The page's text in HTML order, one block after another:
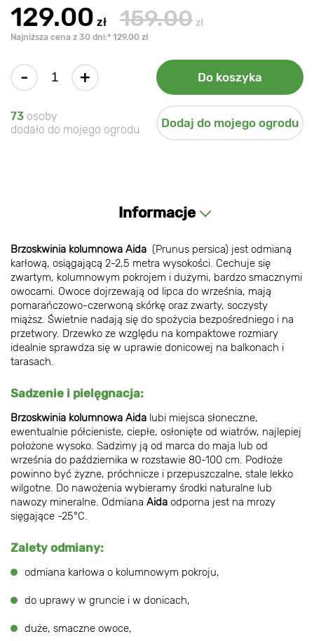
129.00 zł 159.00 zł
Najniższa cena z 30 dni:* 129.00 zł
- + Do koszyka
73 osoby
dodało do mojego ogrodu
Dodaj do mojego ogrodu
Informacje
Brzoskwinia kolumnowa Aida (Prunus persica) jest odmianą
karłową, osiągającą 2-2,5 metra wysokości. Cechuje się
zwartym, kolumnowym pokrojem i dużymi, bardzo smacznymi
owocami. Owoce dojrzewają od lipca do września, mają
pomarańczowo-czerwoną skórkę oraz zwarty, soczysty
miąższ. Świetnie nadają się do spożycia bezpośredniego i na
przetwory. Drzewko ze względu na kompaktowe rozmiary
idealnie sprawdza się w uprawie donicowej na balkonach i
tarasach.
Sadzenie i pielęgnacja:
Brzoskwinia kolumnowa Aida lubi miejsca słoneczne,
ewentualnie półcieniste, ciepłe, osłonięte od wiatrów, najlepiej
położone wysoko. Sadzimy ją od marca do maja lub od
września do października w rozstawie 80-100 cm. Podłoże
powinno być żyzne, próchnicze i przepuszczalne, stale lekko
wilgotne. Do nawożenia wybieramy środki naturalne lub
nawozy mineralne. Odmiana Aida odporna jest na mrozy
sięgające -25°C.
Zalety odmiany:
odmiana karłowa o kolumnowym pokroju,
do uprawy w gruncie i w donicach,
duże, smaczne owoce,